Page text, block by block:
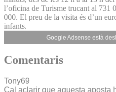
l’oficina de Turisme trucant al 731
000. El preu de la visita és d’un
infants.
Google Adsense està
Comentaris
Tony69
Cal aclarir que aquesta aposta